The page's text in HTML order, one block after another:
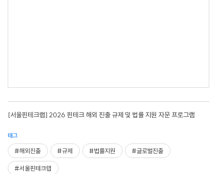
[서울핀테크랩] 2026 핀테크 해외 진출 규제 및 법률 지원 자문 프로그램
태그
#해외진출 #규제 #법률지원 #글로벌진출
#서울핀테크랩